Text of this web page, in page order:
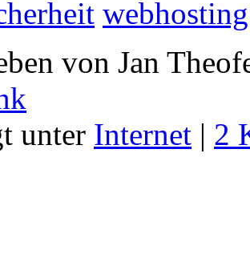
webhosting
von Jan
unter Internet | 2